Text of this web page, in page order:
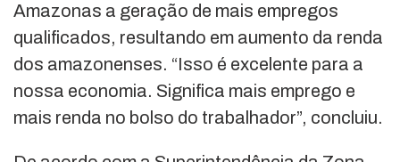
Amazonas a geração de mais empregos
qualificados, resultando em aumento da renda
dos amazonenses. “Isso é excelente para a
nossa economia. Significa mais emprego e
mais renda no bolso do trabalhador”, concluiu.